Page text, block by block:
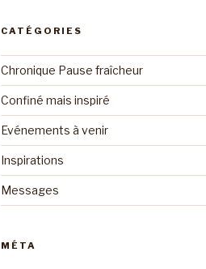
CATÉGORIES
Chronique Pause fraîcheur
Confiné mais inspiré
Evénements à venir
Inspirations
Messages
MÉTA